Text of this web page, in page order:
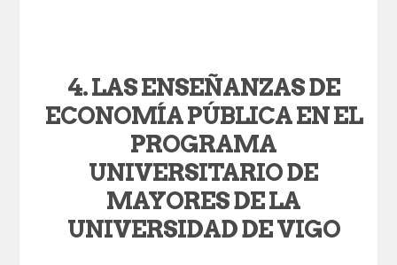
4. LAS ENSEÑANZAS DE
ECONOMÍA PÚBLICA EN EL
PROGRAMA
UNIVERSITARIO DE
MAYORES DE LA
UNIVERSIDAD DE VIGO